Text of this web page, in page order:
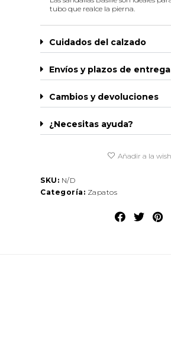
tubo que realce la pierna.
Cuidados del calzado
Envíos y plazos de entrega
Cambios y devoluciones
¿Necesitas ayuda?
Añadir a la
SKU: N/D
Categoría: Zapatos